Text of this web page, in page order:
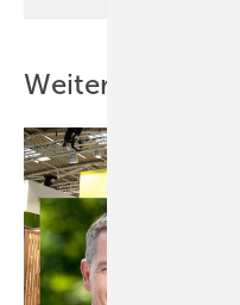
Weitere Inhalte